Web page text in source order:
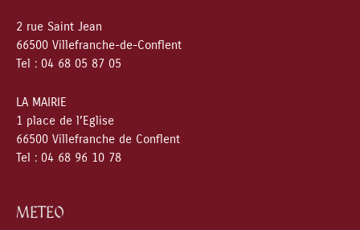
2 rue Saint Jean
66500 Villefranche-de-Conflent
Tel : 04 68 05 87 05
LA MAIRIE
1 place de l’Eglise
66500 Villefranche de Conflent
Tel : 04 68 96 10 78
METEO